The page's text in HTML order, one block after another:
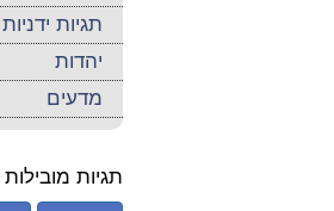
תגיות ידניות
יהדות
מדעים
תגיות מובילות